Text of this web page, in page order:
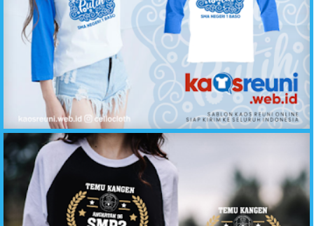
Desain Kaos Reuni Temu Kangen Biru Putih SMA Negeri 1 Baso - Kaos Reuni